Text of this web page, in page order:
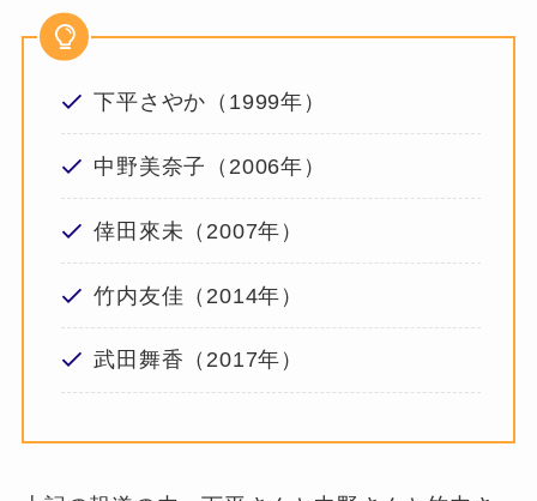
下平さやか（1999年）
中野美奈子（2006年）
倖田來未（2007年）
竹内友佳（2014年）
武田舞香（2017年）